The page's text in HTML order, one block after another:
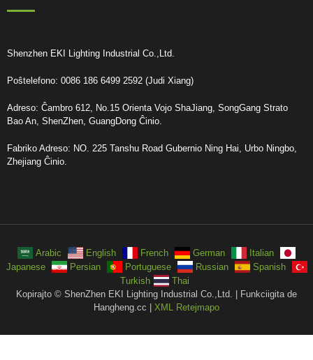
Shenzhen EKI Lighting Industrial Co.,Ltd.
Poŝtelefono: 0086 186 6499 2592 (Judi Xiang)
Adreso: Ĉambro 612, No.15 Orienta Vojo ShaJiang, SongGang Strato
Bao An, ShenZhen, GuangDong Ĉinio.
Fabriko Adreso: NO. 225 Tanshu Road Gubernio Ning Hai, Urbo Ningbo,
Zhejiang Ĉinio.
Arabic English French German
Italian
Japanese
Persian Portuguese Russian
Spanish
Turkish
Thai
Kopirajto © ShenZhen EKI Lighting Industrial Co.,Ltd. | Funkciigita de
Hangheng.cc | XML Retejmapo